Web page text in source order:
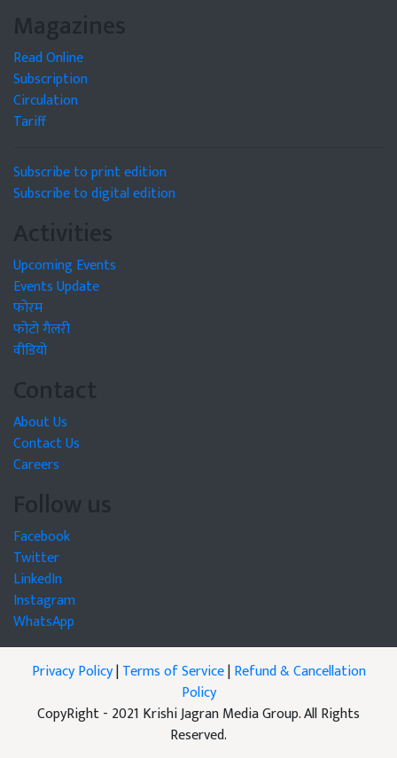
Magazines
Read Online
Subscription
Circulation
Tariff
Subscribe to print edition
Subscribe to digital edition
Activities
Upcoming Events
Events Update
फोरम
फोटो गैलरी
वीडियो
Contact
About Us
Contact Us
Careers
Follow us
Facebook
Twitter
LinkedIn
Instagram
WhatsApp
Privacy Policy|Terms of Service|Refund & Cancellation
Policy
CopyRight - 2021 Krishi Jagran Media Group. All Rights
Reserved.